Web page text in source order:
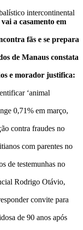
intercontinental
a casamento em
fãs e se prepara
de Manaus constata
e morador justifica:
‘animal
0,71% em março,
contra fraudes no
com parentes no
de testemunhas no
Rodrigo Otávio,
convite para
de 90 anos após